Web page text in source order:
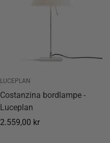
LUCEPLAN
Costanzina bordlampe -
Luceplan
Normal
2.559,00 kr